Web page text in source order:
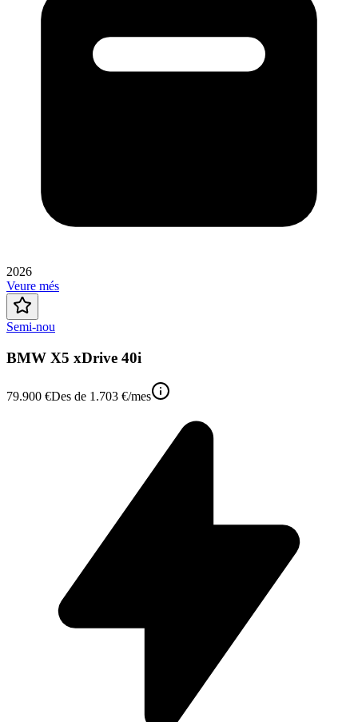
2026
Veure més
Semi-nou
BMW X5 xDrive 40i
79.900 €Des de 1.703 €/mes